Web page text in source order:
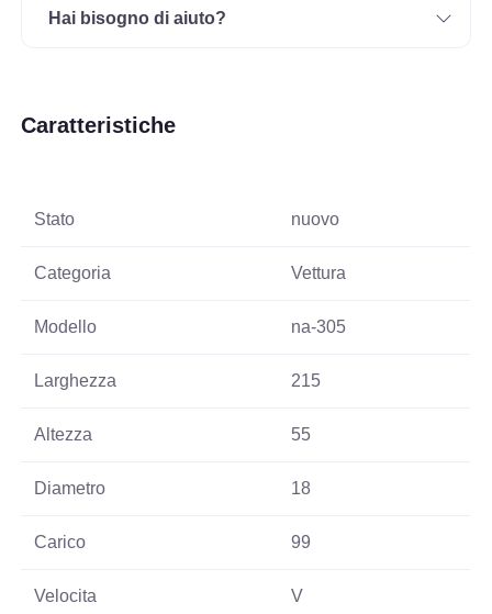
Hai bisogno di aiuto?
Caratteristiche
Stato nuovo
Categoria Vettura
Modello na-305
Larghezza 215
Altezza 55
Diametro 18
Carico 99
Velocita V